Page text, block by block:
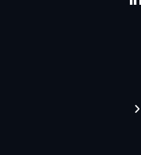
Reconhecimento
Serviço de
Serviço de Portaria
Serviço de
Serviços de
Terceirização de
Zeladoria de